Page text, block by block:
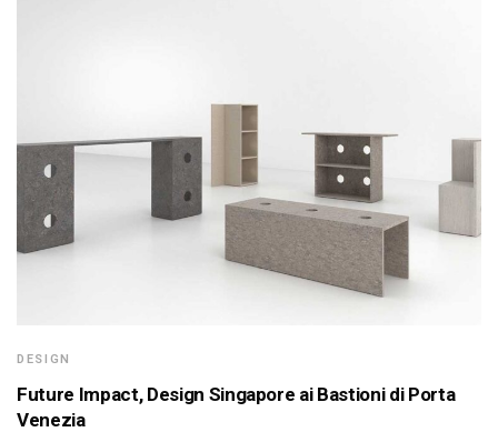
DESIGN
Future Impact, Design Singapore ai Bastioni di Porta
Venezia